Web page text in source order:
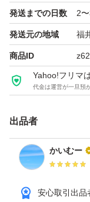
発送までの日数 2
発送元の地域 福
商品ID
Yahoo!フリマ
代金は運営が一旦預
出品者
かいむー
安心取引出品